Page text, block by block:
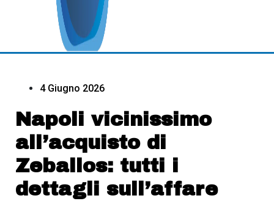
4 Giugno 2026
Napoli vicinissimo
all’acquisto di
Zeballos: tutti i
dettagli sull’affare